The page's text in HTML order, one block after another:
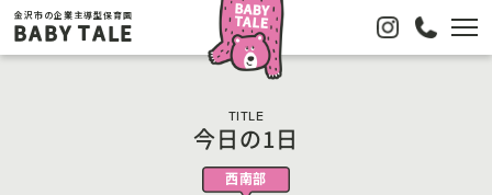
金沢市の企業主導型保育園
BABY TALE
TITLE
今日の1日
西南部